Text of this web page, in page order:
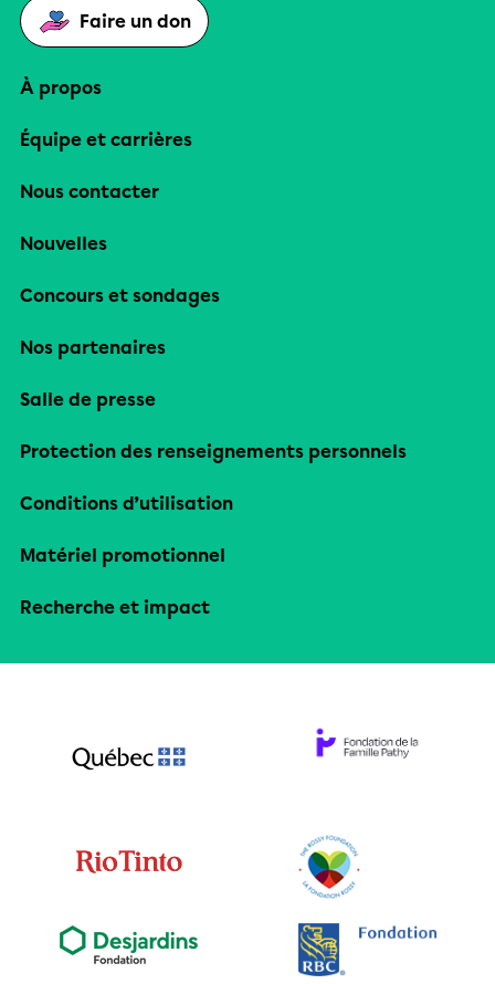
Faire un don
À propos
Équipe et carrières
Nous contacter
Nouvelles
Concours et sondages
Nos partenaires
Salle de presse
Protection des renseignements personnels
Conditions d’utilisation
Matériel promotionnel
Recherche et impact